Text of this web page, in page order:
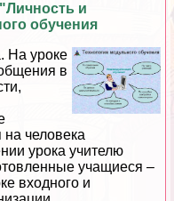
и
обучения
На уроке
в
человека
урока учителю
учащиеся –
входного и